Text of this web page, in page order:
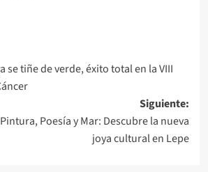
se tiñe de verde, éxito total en la VIII
Siguiente:
Poesía y Mar: Descubre la nueva
joya cultural en Lepe